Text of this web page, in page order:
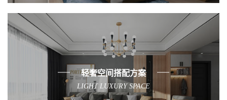
轻奢空间搭配方案
LIGHT LUXURY SPACE